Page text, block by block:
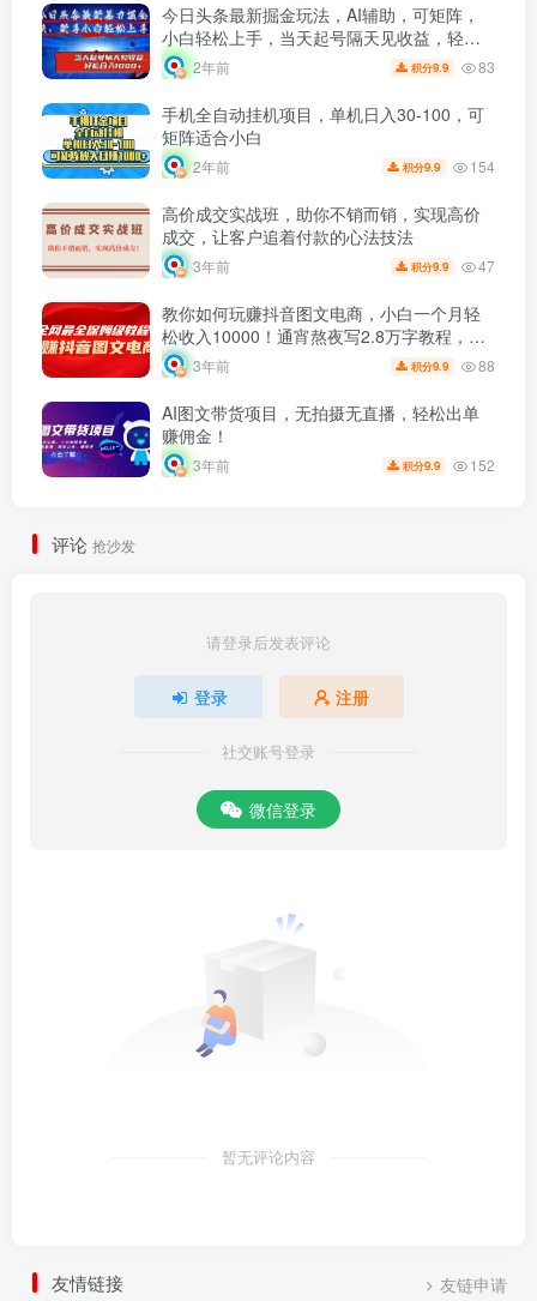
今日头条最新掘金玩法，AI辅助，可矩阵，
小白轻松上手，当天起号隔天见收益，轻松
日入1000+
2年前 积分9.9 83
手机全自动挂机项目，单机日入30-100，可
矩阵适合小白
2年前 积分9.9 154
高价成交实战班，助你不销而销，实现高价
成交，让客户追着付款的心法技法
3年前 积分9.9 47
教你如何玩赚抖音图文电商，小白一个月轻
松收入10000！通宵熬夜写2.8万字教程，包
教包会！
3年前 积分9.9 88
AI图文带货项目，无拍摄无直播，轻松出单
赚佣金！
3年前 积分9.9 152
评论 抢沙发
请登录后发表评论
登录 注册
社交账号登录
微信登录
暂无评论内容
友情链接 友链申请